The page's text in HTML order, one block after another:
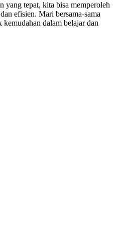
yang tepat, kita bisa memperoleh
efisien. Mari bersama-sama
dalam belajar dan